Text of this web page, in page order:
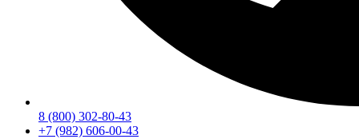
8 (800) 302-80-43
+7 (982) 606-00-43